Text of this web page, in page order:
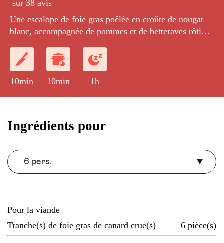
sur 38 avis
Une escalope de foie gras poêlée en croûte de nougat
blanc, accompagnée de pommes et de betteraves rôties
façon vinaigrette.
10min 10min 1h
Ingrédients pour
6 pers.
Pour la viande
Tranche(s) de foie gras de canard crue(s)
6 pièce(s)